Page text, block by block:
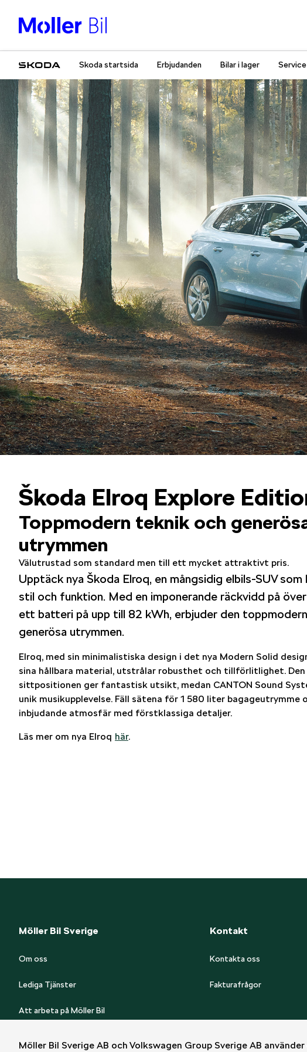
Skoda startsida Erbjudanden Bilar i lager
Möller Bil Sverige AB och Volkswagen Group Sverige AB
Škoda Elroq Explore
Toppmodern teknik och
utrymmen
Välutrustad som standard men till ett mycket attraktivt pris.
Upptäck nya Škoda Elroq, en mångsidig elbils-SUV som
stil och funktion. Med en imponerande räckvidd på
ett batteri på upp till 82 kWh, erbjuder den
generösa utrymmen.
Elroq, med sin minimalistiska design i det nya Modern Solid
sina hållbara material, utstrålar robusthet och tillförlitlighet. Den
sittpositionen ger fantastisk utsikt, medan CANTON Sound
unik musikupplevelse. Fäll sätena för 1 580 liter bagageutrymme
inbjudande atmosfär med förstklassiga detaljer.
Läs mer om nya Elroq här.
Möller Bil Sverige
Om oss
Lediga Tjänster
Att arbeta på Möller Bil
Kontakt
Kontakta oss
Fakturafrågor